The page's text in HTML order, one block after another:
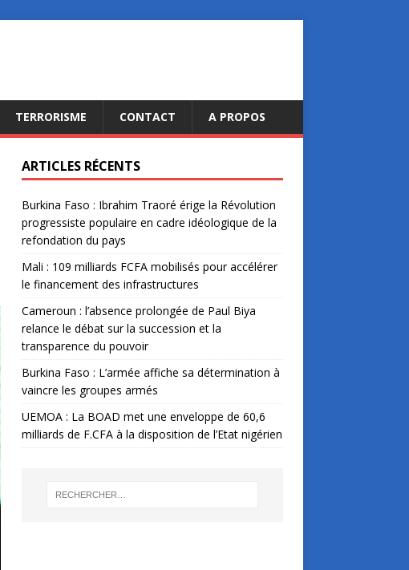
TERRORISME CONTACT A PROPOS
ARTICLES RÉCENTS
Burkina Faso : Ibrahim Traoré érige la Révolution
progressiste populaire en cadre idéologique de la
refondation du pays
Mali : 109 milliards FCFA mobilisés pour accélérer
le financement des infrastructures
Cameroun : l’absence prolongée de Paul Biya
relance le débat sur la succession et la
transparence du pouvoir
Burkina Faso : L’armée affiche sa détermination à
vaincre les groupes armés
UEMOA : La BOAD met une enveloppe de 60,6
milliards de F.CFA à la disposition de l’Etat nigérien